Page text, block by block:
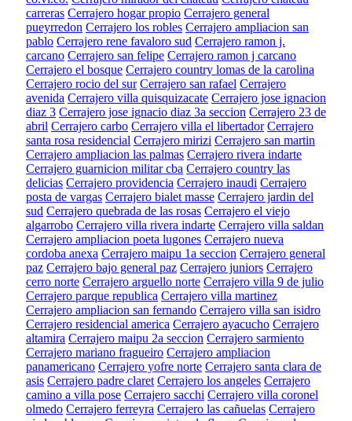
carreras Cerrajero hogar propio Cerrajero general
pueyrredon Cerrajero los robles Cerrajero ampliacion san
pablo Cerrajero rene favaloro sud Cerrajero ramon j.
carcano Cerrajero san felipe Cerrajero ramon j carcano
Cerrajero el bosque Cerrajero country lomas de la carolina
Cerrajero rocio del sur Cerrajero san rafael Cerrajero
avenida Cerrajero villa quisquizacate Cerrajero jose ignacion
diaz 3 Cerrajero jose ignacio diaz 3a seccion Cerrajero 23 de
abril Cerrajero carbo Cerrajero villa el libertador Cerrajero
santa rosa residencial Cerrajero mirizi Cerrajero san martin
Cerrajero ampliacion las palmas Cerrajero rivera indarte
Cerrajero guarnicion militar cba Cerrajero country las
delicias Cerrajero providencia Cerrajero inaudi Cerrajero
posta de vargas Cerrajero bialet masse Cerrajero jardin del
sud Cerrajero quebrada de las rosas Cerrajero el viejo
algarrobo Cerrajero villa rivera indarte Cerrajero villa saldan
Cerrajero ampliacion poeta lugones Cerrajero nueva
cordoba anexa Cerrajero maipu 1a seccion Cerrajero general
paz Cerrajero bajo general paz Cerrajero juniors Cerrajero
cerro norte Cerrajero arguello norte Cerrajero villa 9 de julio
Cerrajero parque republica Cerrajero villa martinez
Cerrajero ampliacion san fernando Cerrajero villa san isidro
Cerrajero residencial america Cerrajero ayacucho Cerrajero
altamira Cerrajero maipu 2a seccion Cerrajero sarmiento
Cerrajero mariano fragueiro Cerrajero ampliacion
panamericano Cerrajero yofre norte Cerrajero santa clara de
asis Cerrajero padre claret Cerrajero los angeles Cerrajero
camino a villa pose Cerrajero sacchi Cerrajero villa coronel
olmedo Cerrajero ferreyra Cerrajero las cañuelas Cerrajero